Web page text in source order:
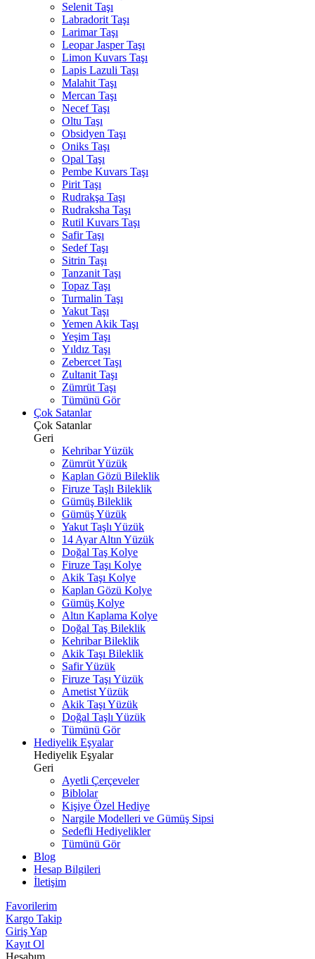
Selenit Taşı
Labradorit Taşı
Larimar Taşı
Leopar Jasper Taşı
Limon Kuvars Taşı
Lapis Lazuli Taşı
Malahit Taşı
Mercan Taşı
Necef Taşı
Oltu Taşı
Obsidyen Taşı
Oniks Taşı
Opal Taşı
Pembe Kuvars Taşı
Pirit Taşı
Rudrakşa Taşı
Rudraksha Taşı
Rutil Kuvars Taşı
Safir Taşı
Sedef Taşı
Sitrin Taşı
Tanzanit Taşı
Topaz Taşı
Turmalin Taşı
Yakut Taşı
Yemen Akik Taşı
Yeşim Taşı
Yıldız Taşı
Zebercet Taşı
Zultanit Taşı
Zümrüt Taşı
Tümünü Gör
Çok Satanlar
Çok Satanlar
Geri
Kehribar Yüzük
Zümrüt Yüzük
Kaplan Gözü Bileklik
Firuze Taşlı Bileklik
Gümüş Bileklik
Gümüş Yüzük
Yakut Taşlı Yüzük
14 Ayar Altın Yüzük
Doğal Taş Kolye
Firuze Taşı Kolye
Akik Taşı Kolye
Kaplan Gözü Kolye
Gümüş Kolye
Altın Kaplama Kolye
Doğal Taş Bileklik
Kehribar Bileklik
Akik Taşı Bileklik
Safir Yüzük
Firuze Taşı Yüzük
Ametist Yüzük
Akik Taşı Yüzük
Doğal Taşlı Yüzük
Tümünü Gör
Hediyelik Eşyalar
Hediyelik Eşyalar
Geri
Ayetli Çerçeveler
Biblolar
Kişiye Özel Hediye
Nargile Modelleri ve Gümüş Sipsi
Sedefli Hediyelikler
Tümünü Gör
Blog
Hesap Bilgileri
İletişim
Favorilerim
Kargo Takip
Giriş Yap
Kayıt Ol
Hesabım